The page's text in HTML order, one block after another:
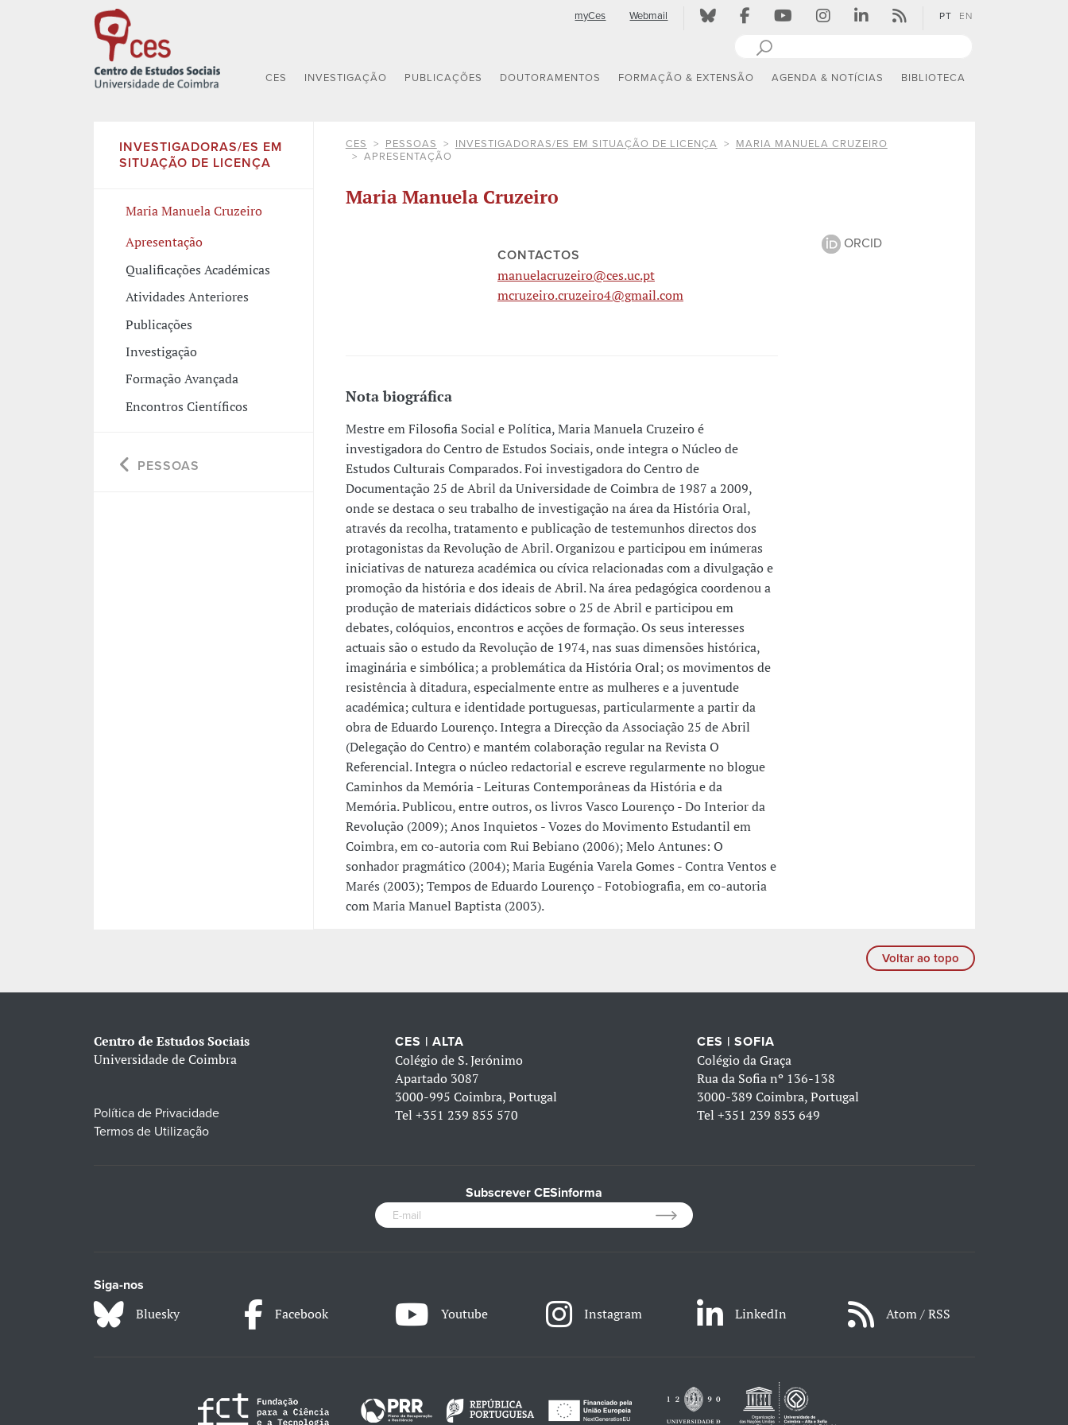
myCes Webmail PT EN
CES INVESTIGAÇÃO PUBLICAÇÕES DOUTORAMENTOS FORMAÇÃO & EXTENSÃO AGENDA & NOTÍCIAS BIBLIOTECA
INVESTIGADORAS/ES EM
SITUAÇÃO DE LICENÇA
Maria Manuela Cruzeiro
Apresentação
Qualificações Académicas
Atividades Anteriores
Publicações
Investigação
Formação Avançada
Encontros Científicos
PESSOAS
CES PESSOAS INVESTIGADORAS/ES EM SITUAÇÃO DE LICENÇA
MARIA MANUELA CRUZEIRO
APRESENTAÇÃO
Maria Manuela Cruzeiro
CONTACTOS
manuelacruzeiro@ces.uc.pt
mcruzeiro.cruzeiro4@gmail.com
Nota biográfica
Mestre em Filosofia Social e Política, Maria Manuela Cruzeiro é
investigadora do Centro de Estudos Sociais, onde integra o Núcleo de
Estudos Culturais Comparados. Foi investigadora do Centro de
Documentação 25 de Abril da Universidade de Coimbra de 1987 a 2009,
onde se destaca o seu trabalho de investigação na área da História Oral,
através da recolha, tratamento e publicação de testemunhos directos dos
protagonistas da Revolução de Abril. Organizou e participou em inúmeras
iniciativas de natureza académica ou cívica relacionadas com a divulgação e
promoção da história e dos ideais de Abril. Na área pedagógica coordenou a
produção de materiais didácticos sobre o 25 de Abril e participou em
debates, colóquios, encontros e acções de formação. Os seus interesses
actuais são o estudo da Revolução de 1974, nas suas dimensões histórica,
imaginária e simbólica; a problemática da História Oral; os movimentos de
resistência à ditadura, especialmente entre as mulheres e a juventude
académica; cultura e identidade portuguesas, particularmente a partir da
obra de Eduardo Lourenço. Integra a Direcção da Associação 25 de Abril
(Delegação do Centro) e mantém colaboração regular na Revista O
Referencial. Integra o núcleo redactorial e escreve regularmente no blogue
Caminhos da Memória - Leituras Contemporâneas da História e da
Memória. Publicou, entre outros, os livros Vasco Lourenço - Do Interior da
Revolução (2009); Anos Inquietos - Vozes do Movimento Estudantil em
Coimbra, em co-autoria com Rui Bebiano (2006); Melo Antunes: O
sonhador pragmático (2004); Maria Eugénia Varela Gomes - Contra Ventos e
Marés (2003); Tempos de Eduardo Lourenço - Fotobiografia, em co-autoria
com Maria Manuel Baptista (2003).
ORCID
Voltar ao topo
Centro de Estudos Sociais
Universidade de Coimbra
Política de Privacidade
Termos de Utilização
CES | ALTA
Colégio de S. Jerónimo
Apartado 3087
3000-995 Coimbra, Portugal
Tel+351 239 855 570
CES | SOFIA
Colégio da Graça
Rua da Sofia nº 136-138
3000-389 Coimbra, Portugal
Tel +351 239 853 649
Subscrever CESinforma
Siga-nos
Bluesky Facebook Youtube Instagram LinkedIn Atom / RSS